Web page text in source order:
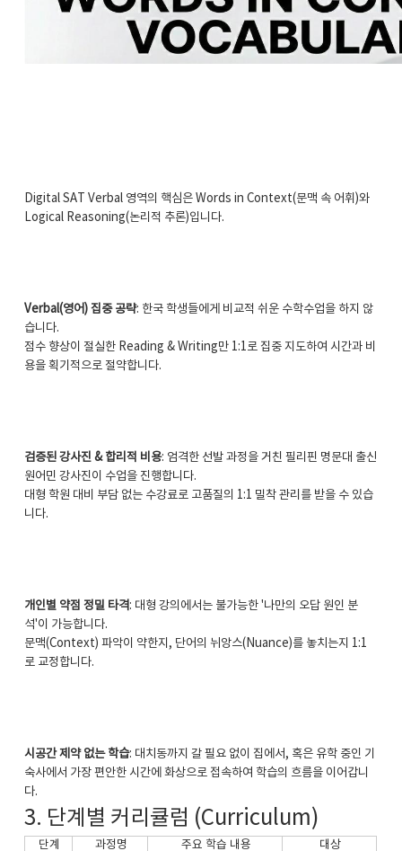
Digital SAT Verbal 영역의 핵심은 Words in Context(문맥 속 어휘)와
Logical Reasoning(논리적 추론)입니다.
Verbal(영어) 집중 공략: 한국 학생들에게 비교적 쉬운 수학수업을 하지 않
습니다.
점수 향상이 절실한 Reading & Writing만 1:1로 집중 지도하여 시간과 비
용을 획기적으로 절약합니다.
검증된 강사진 & 합리적 비용: 엄격한 선발 과정을 거친 필리핀 명문대 출신
원어민 강사진이 수업을 진행합니다.
대형 학원 대비 부담 없는 수강료로 고품질의 1:1 밀착 관리를 받을 수 있습
니다.
개인별 약점 정밀 타격: 대형 강의에서는 불가능한 '나만의 오답 원인 분
석'이 가능합니다.
문맥(Context) 파악이 약한지, 단어의 뉘앙스(Nuance)를 놓치는지 1:1
로 교정합니다.
시공간 제약 없는 학습: 대치동까지 갈 필요 없이 집에서, 혹은 유학 중인 기
숙사에서 가장 편안한 시간에 화상으로 접속하여 학습의 흐름을 이어갑니
다.
3. 단계별 커리큘럼 (Curriculum)
단계 과정명 주요 학습 내용 대상